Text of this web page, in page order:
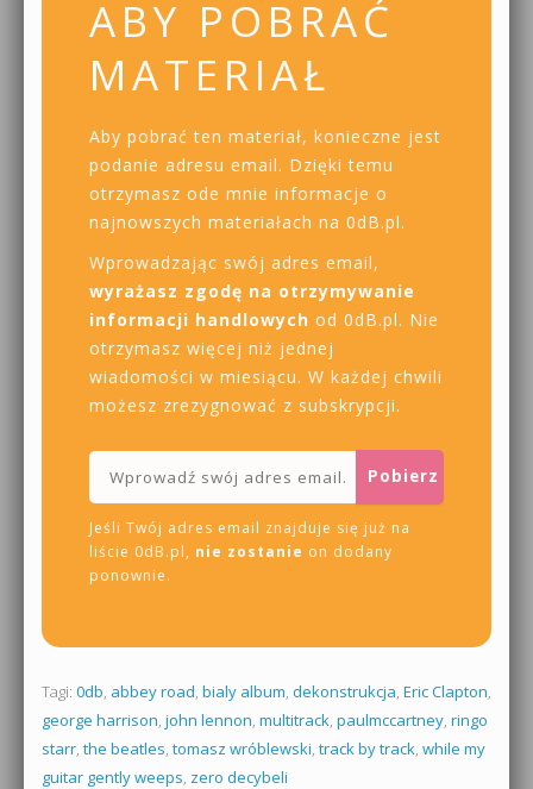
ABY POBRAĆ
MATERIAŁ
Aby pobrać ten materiał, konieczne jest
podanie adresu email. Dzięki temu
otrzymasz ode mnie informacje o
najnowszych materiałach na 0dB.pl.
Wprowadzając swój adres email,
wyrażasz zgodę na otrzymywanie
informacji handlowych od 0dB.pl. Nie
otrzymasz więcej niż jednej
wiadomości w miesiącu. W każdej chwili
możesz zrezygnować z subskrypcji.
Jeśli Twój adres email znajduje się już na
liście 0dB.pl, nie zostanie on dodany
ponownie.
Tagi: 0db, abbey road, bialy album, dekonstrukcja, Eric Clapton,
george harrison, john lennon, multitrack, paulmccartney, ringo
starr, the beatles, tomasz wróblewski, track by track, while my
guitar gently weeps, zero decybeli